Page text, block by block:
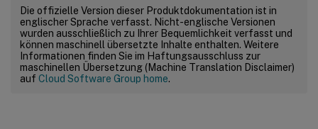
Die offizielle Version dieser Produktdokumentation ist in
englischer Sprache verfasst. Nicht-englische Versionen
wurden ausschließlich zu Ihrer Bequemlichkeit verfasst und
können maschinell übersetzte Inhalte enthalten. Weitere
Informationen finden Sie im Haftungsausschluss zur
maschinellen Übersetzung (Machine Translation Disclaimer)
auf Cloud Software Group home.